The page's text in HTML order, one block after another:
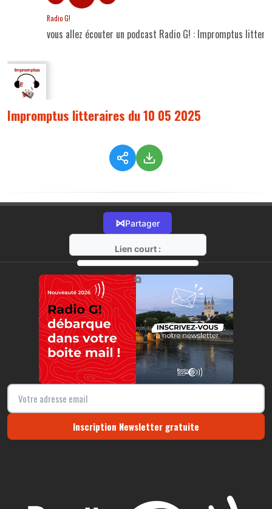
Radio G!
vous allez écouter un podcast Radio G! : Impromptus
Impromptus litteraires du 10 05 2025
⋈Partager
Lien court :
https://radio-g.fr?17669
⧉
Inscription Newsletter gratuite